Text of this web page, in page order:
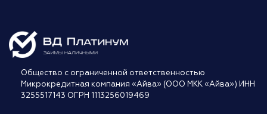
Общество с ограниченной ответственностью
Микрокредитная компания «Айва» (ООО МКК «Айва») ИНН
3255517143 ОГРН 1113256019469